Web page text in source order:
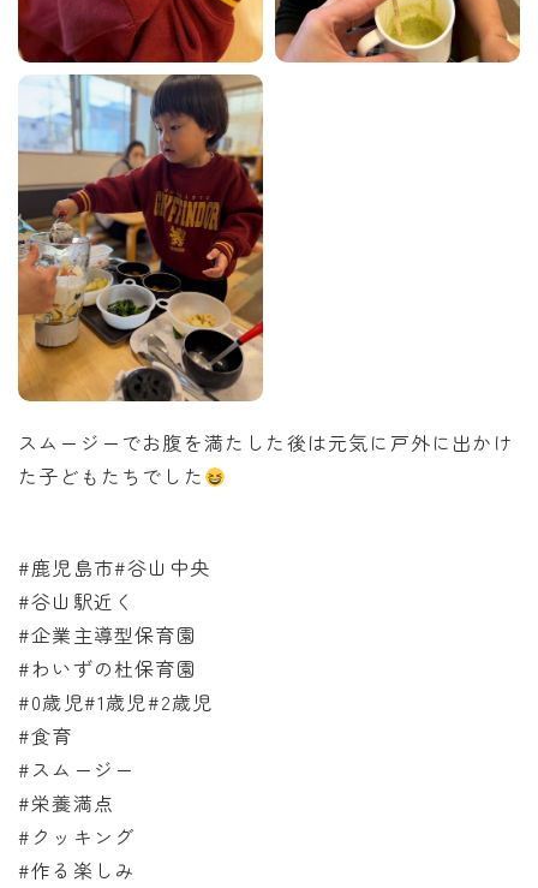
スムージーでお腹を満たした後は元気に戸外に出かけ
た子どもたちでした
#鹿児島市#谷山中央
#谷山駅近く
#企業主導型保育園
#わいずの杜保育園
#0歳児#1歳児#2歳児
#食育
#スムージー
#栄養満点
#クッキング
#作る楽しみ